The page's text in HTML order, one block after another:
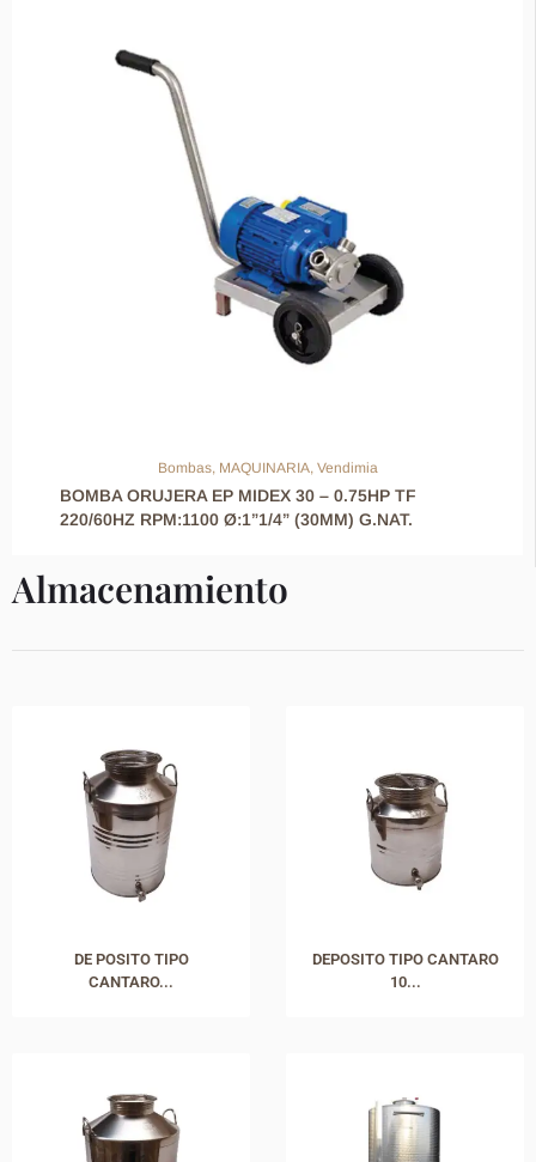
Bombas, MAQUINARIA, Vendimia
BOMBA ORUJERA EP MIDEX 30 – 0.75HP TF
220/60HZ RPM:1100 Ø:1”1/4” (30MM) G.NAT.
Almacenamiento
DE POSITO TIPO
CANTARO...
DEPOSITO TIPO CANTARO
10...